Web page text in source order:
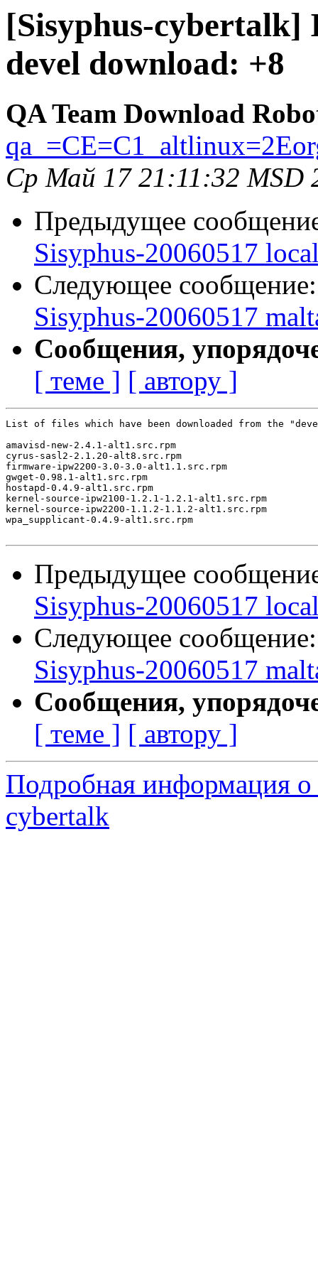
[Sisyphus-cybertalk]
devel download: +8
QA Team Download
Ср Май 17 21:11:32 MSD
Предыдущее
Sisyphus-20060517
Следующее
Sisyphus-20060517
Сообщения,
[ теме ] [ автору ]
List of files which have been downloaded from the
amavisd-new-2.4.1-alt1.src.rpm
cyrus-sasl2-2.1.20-alt8.src.rpm
firmware-ipw2200-3.0-3.0-alt1.1.src.rpm
gwget-0.98.1-alt1.src.rpm
hostapd-0.4.9-alt1.src.rpm
kernel-source-ipw2100-1.2.1-1.2.1-alt1.src.rpm
kernel-source-ipw2200-1.1.2-1.1.2-alt1.src.rpm
wpa_supplicant-0.4.9-alt1.src.rpm
Предыдущее
Sisyphus-20060517
Следующее
Sisyphus-20060517
Сообщения,
[ теме ] [ автору ]
Подробная информация о
cybertalk